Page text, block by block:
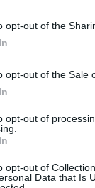
opt-out of the
opt-out of the Sale
opt-out of
opt-out of
Data that Is
aptur